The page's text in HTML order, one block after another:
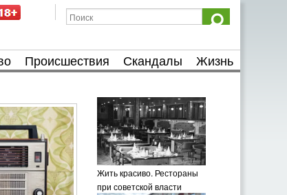
Происшествия Скандалы Жизнь
Жить красиво. Рестораны
при советской власти